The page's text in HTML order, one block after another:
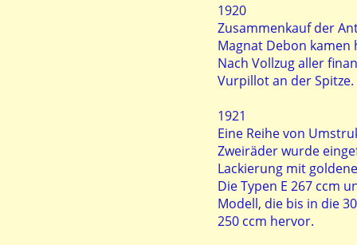
1920
Zusammenkauf der
Magnat Debon kamen
Nach Vollzug aller
Vurpillot an der Spitze.
1921
Eine Reihe von
Zweiräder wurde
Lackierung mit
Die Typen E 267 ccm
Modell, die bis in die
250 ccm hervor.